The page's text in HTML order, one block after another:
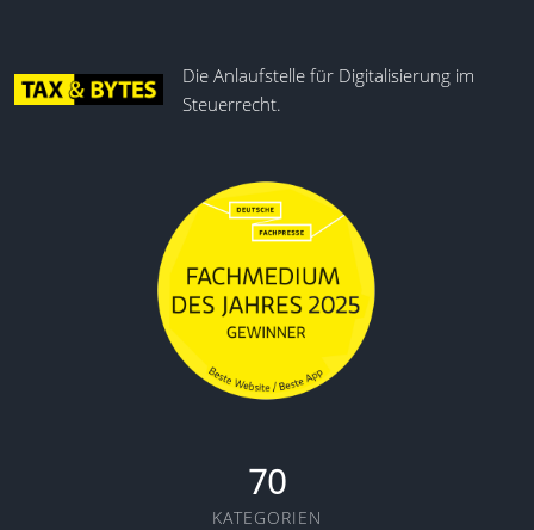
Die Anlaufstelle für Digitalisierung im
Steuerrecht.
70
KATEGORIEN